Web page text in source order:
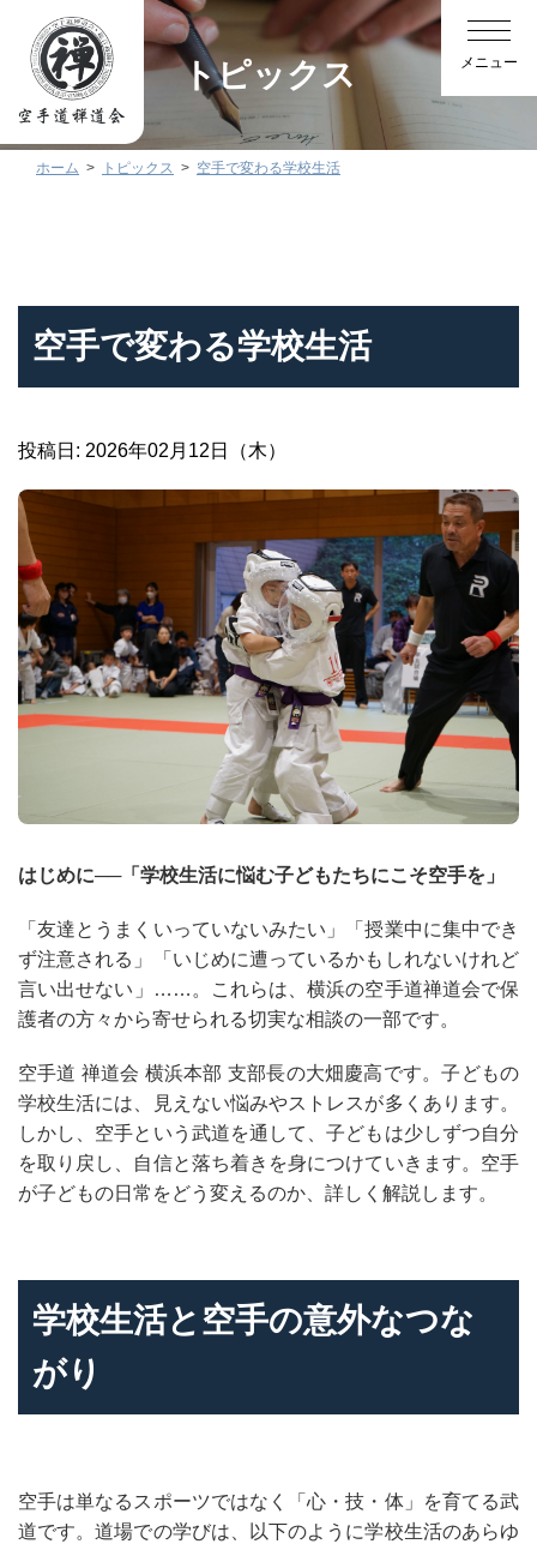
トピックス
ホーム トピックス 空手で変わる学校生活
空手で変わる学校生活
投稿日: 2026年02月12日（木）
はじめに──「学校生活に悩む子どもたちにこそ空手を」
「友達とうまくいっていないみたい」「授業中に集中でき
ず注意される」「いじめに遭っているかもしれないけれど
言い出せない」……。これらは、横浜の空手道禅道会で保
護者の方々から寄せられる切実な相談の一部です。
空手道 禅道会 横浜本部 支部長の大畑慶高です。子どもの
学校生活には、見えない悩みやストレスが多くあります。
しかし、空手という武道を通して、子どもは少しずつ自分
を取り戻し、自信と落ち着きを身につけていきます。空手
が子どもの日常をどう変えるのか、詳しく解説します。
学校生活と空手の意外なつな
がり
空手は単なるスポーツではなく「心・技・体」を育てる武
道です。道場での学びは、以下のように学校生活のあらゆ